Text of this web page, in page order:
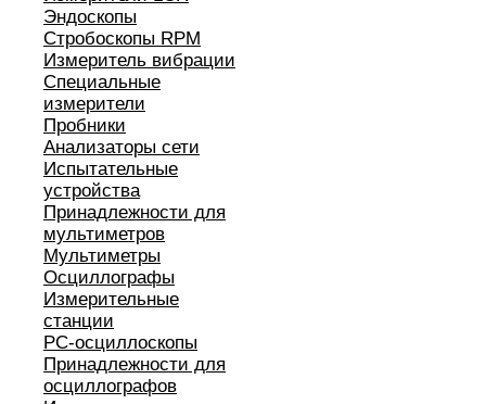
Эндоскопы
Стробоскопы RPM
Измеритель вибрации
Специальные
измерители
Пробники
Анализаторы сети
Испытательные
устройства
Принадлежности для
мультиметров
Мультиметры
Осциллографы
Измерительные
станции
РС-осциллоскопы
Принадлежности для
осциллографов